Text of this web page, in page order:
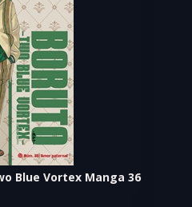
Blue Vortex Manga 36